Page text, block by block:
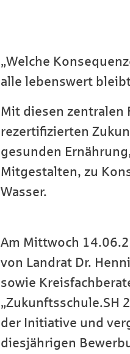
„Welche
alle lebenswert
Mit diesen zentralen
rezertifizierten
gesunden
Mitgestalten, zu
Wasser.
Am Mittwoch
von Landrat Dr.
sowie
„Zukunftsschule.SH
der Initiative und
diesjährigen